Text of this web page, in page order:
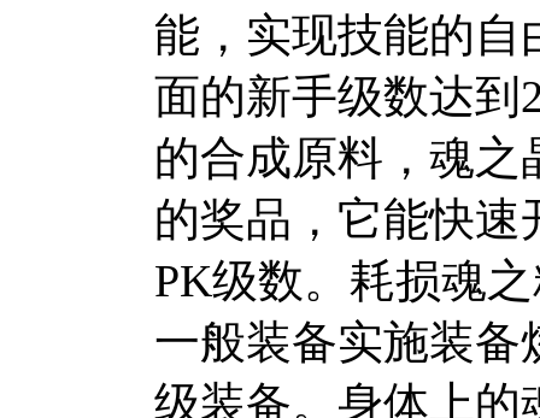
能，实现技能的自
面的新手级数达到
的合成原料，魂
的奖品，它能快
PK级数。耗损魂
一般装备实施装备
级装备。身体上的